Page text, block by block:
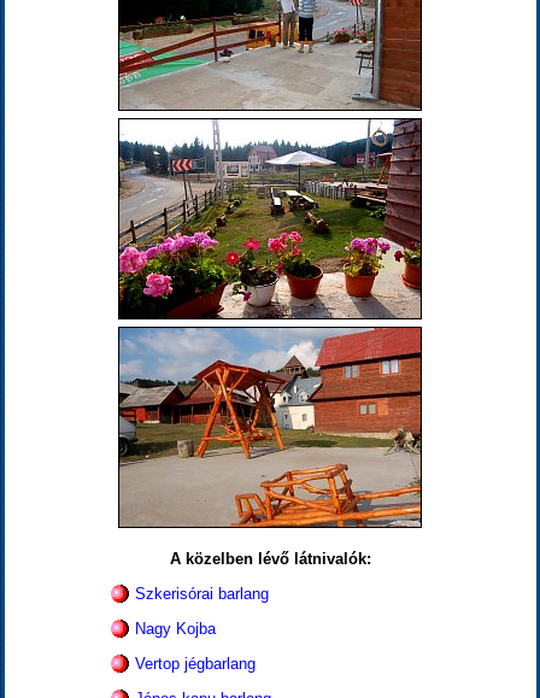
A közelben lévő látnivalók:
Szkerisórai barlang
Nagy Kojba
Vertop jégbarlang